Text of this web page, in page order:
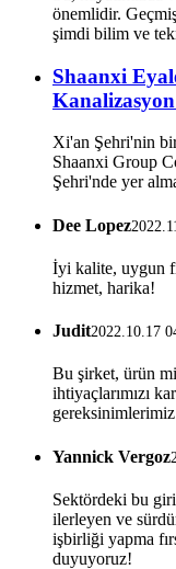
önemlidir.
şimdi bilim ve
Shaanxi
Kanalizasyon
Xi'an Şehri'nin
Shaanxi Group
Şehri'nde yer
Dee Lopez
İyi kalite, uygun
hizmet, harika!
Judit2022.10.17
Bu şirket, ürün
ihtiyaçlarımızı
Yannick Vergoz
Sektördeki bu
ilerleyen ve
işbirliği yapma
duyuyoruz!